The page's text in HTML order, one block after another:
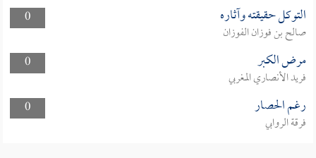
0
التوكل حقيقته وآثاره
صالح بن فوزان الفوزان
0
مرض الكبر
فريد الأنصاري المغربي
0
رغم الحصار
فرقة الروابي